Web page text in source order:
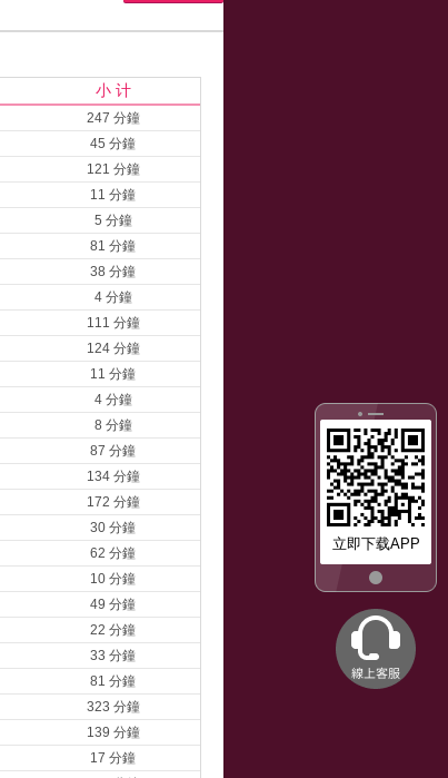
立即下载APP
小 计
247 分鐘
45 分鐘
121 分鐘
11 分鐘
5 分鐘
81 分鐘
38 分鐘
4 分鐘
111 分鐘
124 分鐘
11 分鐘
4 分鐘
8 分鐘
87 分鐘
134 分鐘
172 分鐘
30 分鐘
62 分鐘
10 分鐘
49 分鐘
22 分鐘
33 分鐘
81 分鐘
323 分鐘
139 分鐘
17 分鐘